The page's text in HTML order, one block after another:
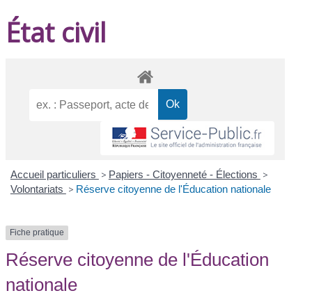
État civil
Accueil particuliers > Papiers - Citoyenneté - Élections >
Volontariats > Réserve citoyenne de l'Éducation nationale
Fiche pratique
Réserve citoyenne de l'Éducation
nationale